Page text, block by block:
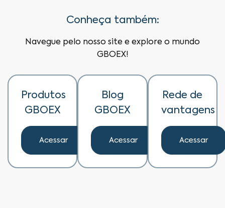
Conheça também:
Navegue pelo nosso site e explore o mundo
GBOEX!
Produtos
GBOEX
Acessar
Blog
GBOEX
Acessar
Rede de
vantagens
Acessar